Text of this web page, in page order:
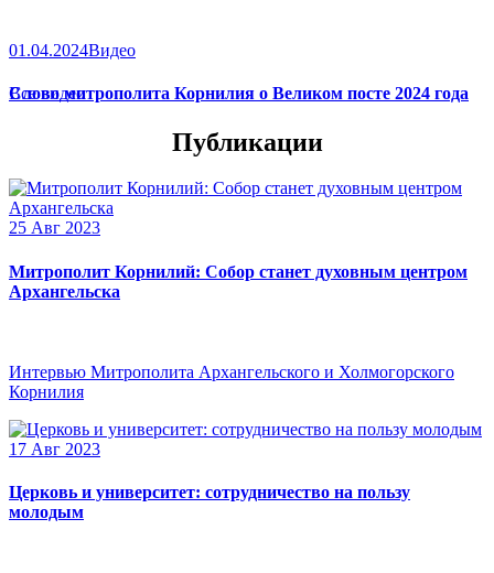
01.04.2024Видео
Слово митрополита Корнилия о Великом посте 2024 года
Все видео
Публикации
25 Авг 2023
Митрополит Корнилий: Собор станет духовным центром
Архангельска
Интервью Митрополита Архангельского и Холмогорского
Корнилия
17 Авг 2023
Церковь и университет: сотрудничество на пользу
молодым